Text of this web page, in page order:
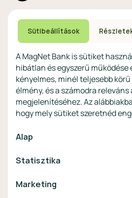
számlacsomagok
Megtakarítások non-
profitoknak
Digitális szolgáltatások non-
profitoknak
választó
EUR
Sütibeállítások
A MagNet Bank is sütiket
hibátlan és egyszerű működése
kényelmes, minél teljesebb
élmény, és a számodra
megjelenítéséhez. Az
hogy mely sütiket szeretnéd
Alap
Statisztika
Marketing